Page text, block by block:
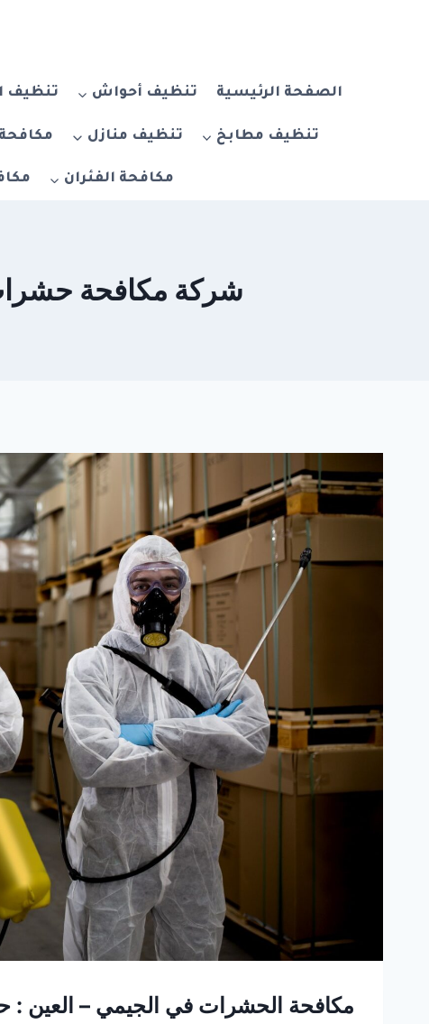
الصفحة الرئيسية تنظيف أحواش تنظيف
تنظيف مطابخ تنظيف منازل
مكافحة الفئران
شركة مكافحة حشرات في
مكافحة الحشرات في الجيمي – العين :